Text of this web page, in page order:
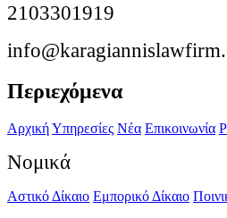
2103301919
Περιεχόμενα
ΑρχικήΥπηρεσίες Νέα Επικοινωνία
Νομικά
Αστικό Δίκαιο Εμπορικό Δίκαιο